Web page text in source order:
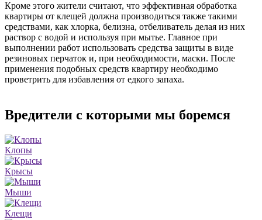
Кроме этого жители считают, что эффективная обработка
квартиры от клещей должна производиться также такими
средствами, как хлорка, белизна, отбеливатель делая из них
раствор с водой и используя при мытье. Главное при
выполнении работ использовать средства защиты в виде
резиновых перчаток и, при необходимости, маски. После
применения подобных средств квартиру необходимо
проветрить для избавления от едкого запаха.
Вредители с которыми мы боремся
Клопы
Крысы
Мыши
Клещи